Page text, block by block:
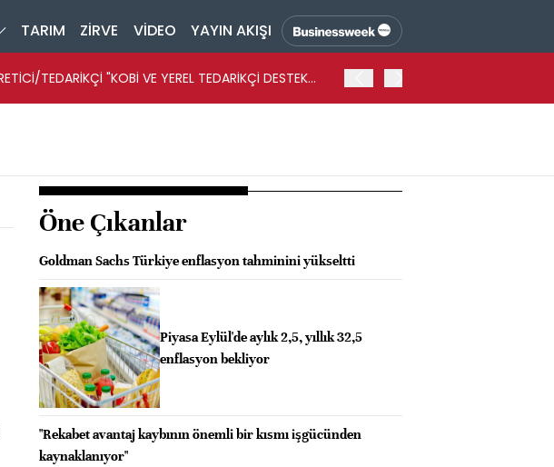
TARIM ZİRVE VİDEO YAYIN AKIŞI
TEDARİKÇİ "KOBİ VE YEREL TEDARİKÇİ DESTEK
Öne Çıkanlar
Goldman Sachs Türkiye enflasyon tahminini yükseltti
Piyasa Eylül'de aylık 2,5, yıllık 32,5
enflasyon bekliyor
"Rekabet avantaj kaybının önemli bir kısmı işgücünden
kaynaklanıyor"